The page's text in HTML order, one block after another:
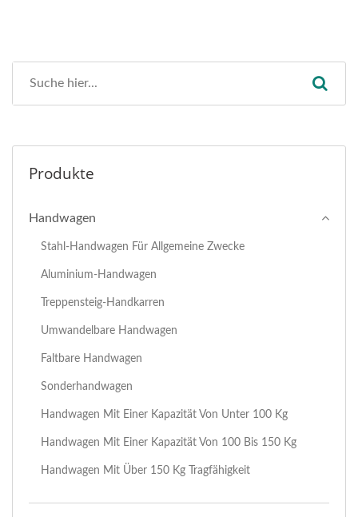
Produkte
Handwagen
Stahl-Handwagen Für Allgemeine Zwecke
Aluminium-Handwagen
Treppensteig-Handkarren
Umwandelbare Handwagen
Faltbare Handwagen
Sonderhandwagen
Handwagen Mit Einer Kapazität Von Unter 100 Kg
Handwagen Mit Einer Kapazität Von 100 Bis 150 Kg
Handwagen Mit Über 150 Kg Tragfähigkeit